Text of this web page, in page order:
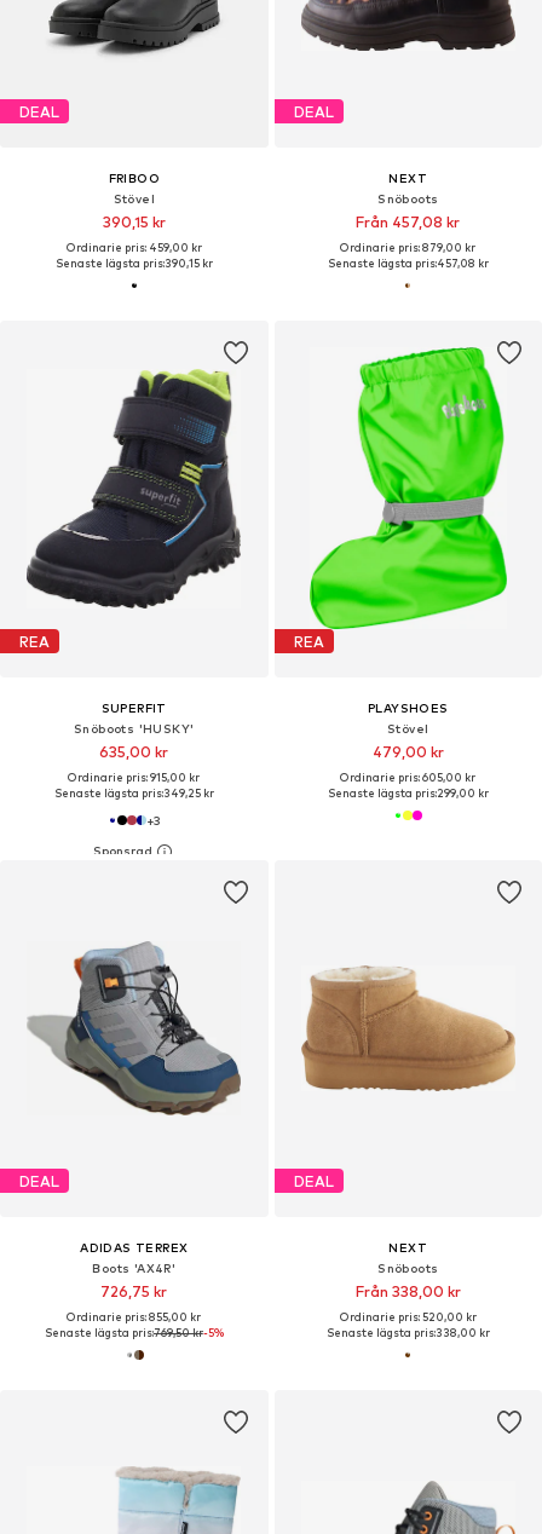
DEAL
FRIBOO
Stövel
390,15 kr
Ordinarie pris: 459,00 kr
Senaste lägsta pris:390,15 kr
DEAL
NEXT
Snöboots
Från 457,08 kr
Ordinarie pris: 879,00 kr
Senaste lägsta pris:457,08 kr
REA
SUPERFIT
Snöboots 'HUSKY'
635,00 kr
Ordinarie pris: 915,00 kr
Senaste lägsta pris:349,25 kr
+3
REA
PLAYSHOES
Stövel
479,00 kr
Ordinarie pris: 605,00 kr
Senaste lägsta pris:299,00 kr
DEAL
ADIDAS TERREX
Boots 'AX4R'
726,75 kr
Ordinarie pris: 855,00 kr
Senaste lägsta pris:769,50 kr-5%
DEAL
NEXT
Snöboots
Från 338,00 kr
Ordinarie pris: 520,00 kr
Senaste lägsta pris:338,00 kr